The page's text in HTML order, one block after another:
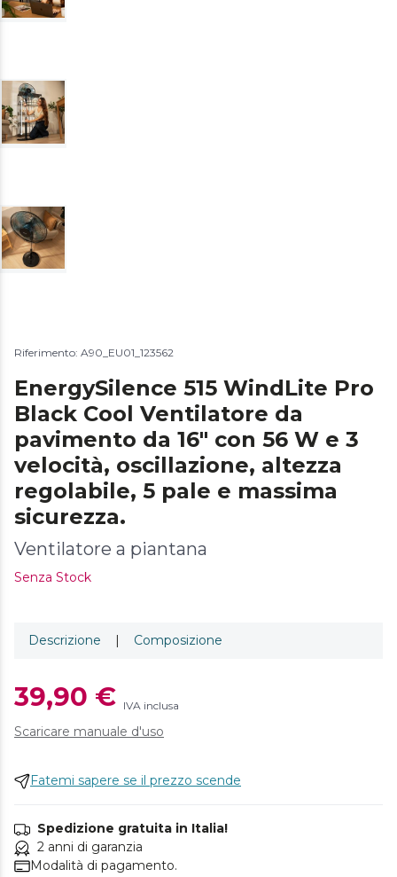
Riferimento: A90_EU01_123562
EnergySilence 515 WindLite Pro
Black Cool Ventilatore da
pavimento da 16" con 56 W e 3
velocità, oscillazione, altezza
regolabile, 5 pale e massima
sicurezza.
Ventilatore a piantana
Senza Stock
Descrizione | Composizione
39,90 € IVA inclusa
Scaricare manuale d'uso
Fatemi sapere se il prezzo scende
Spedizione gratuita in Italia!
2 anni di garanzia
Modalità di pagamento.